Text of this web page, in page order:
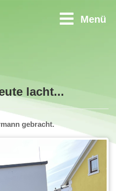
Menü
lacht...
gebracht.